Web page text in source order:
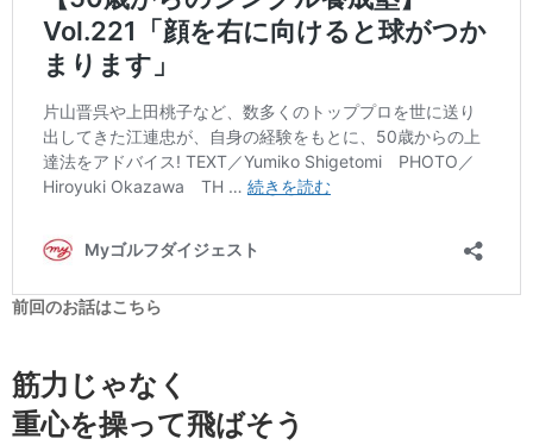
前回のお話はこちら
筋力じゃなく
重心を操って飛ばそう